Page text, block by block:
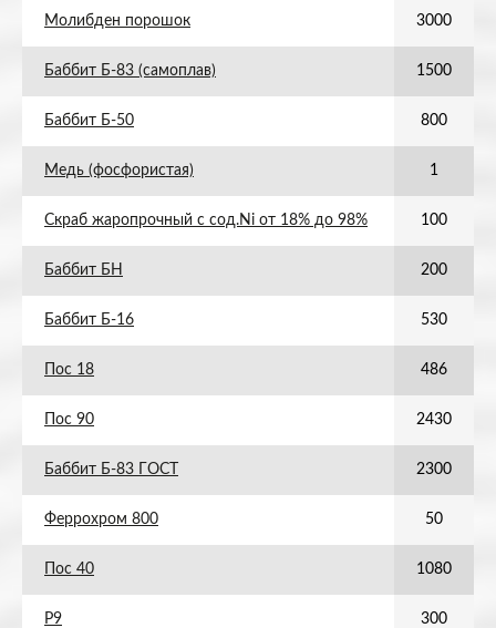
Молибден порошок 3000
Баббит Б-83 (самоплав) 1500
Баббит Б-50 800
Медь (фосфористая) 1
Скраб жаропрочный с сод.Ni от 18% до 98% 100
Баббит БН 200
Баббит Б-16 530
Пос 18 486
Пос 90 2430
Баббит Б-83 ГОСТ 2300
Феррохром 800 50
Пос 40 1080
Р9 300